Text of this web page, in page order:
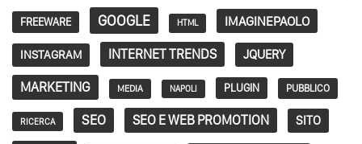
FREEWARE GOOGLE HTML IMAGINEPAOLO
INSTAGRAM INTERNET TRENDS JQUERY
MARKETING MEDIA NAPOLI PLUGIN PUBBLICO
RICERCA SEO SEO E WEB PROMOTION SITO